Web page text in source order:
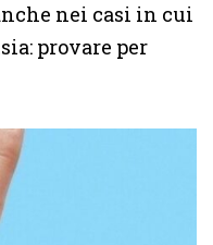
nei casi in cui
provare per